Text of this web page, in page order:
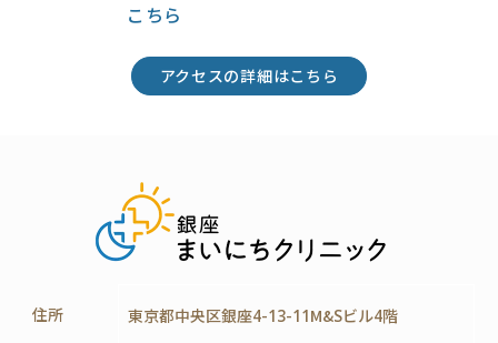
こちら
アクセスの詳細はこちら
住所 東京都中央区銀座4-13-11M&Sビル4階